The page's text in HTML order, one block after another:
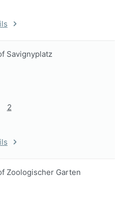
Savignyplatz
2
Zoologischer Garten